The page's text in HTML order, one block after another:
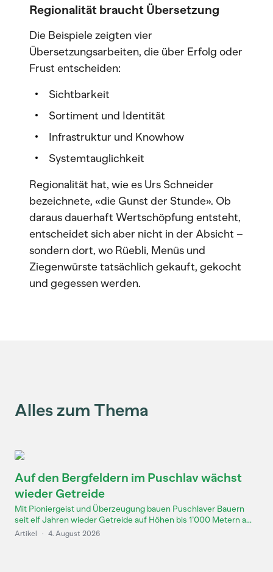
Regionalität braucht Übersetzung
Die Beispiele zeigten vier
Übersetzungsarbeiten, die über Erfolg oder
Frust entscheiden:
Sichtbarkeit
Sortiment und Identität
Infrastruktur und Knowhow
Systemtauglichkeit
Regionalität hat, wie es Urs Schneider
bezeichnete, «die Gunst der Stunde». Ob
daraus dauerhaft Wertschöpfung entsteht,
entscheidet sich aber nicht in der Absicht –
sondern dort, wo Rüebli, Menüs und
Ziegenwürste tatsächlich gekauft, gekocht
und gegessen werden.
Alles zum Thema
Auf den Bergfeldern im Puschlav wächst
wieder Getreide
Mit Pioniergeist und Überzeugung bauen Puschlaver Bauern
seit elf Jahren wieder Getreide auf Höhen bis 1’000 Metern a...
Artikel · 4. August 2026